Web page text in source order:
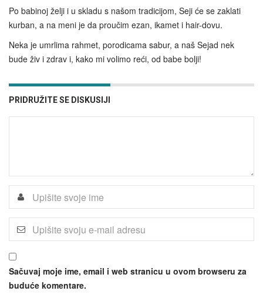
Po babinoj želji i u skladu s našom tradicijom, Seji će se zaklati
kurban, a na meni je da proučim ezan, ikamet i hair-dovu.
Neka je umrlima rahmet, porodicama sabur, a naš Sejad nek
bude živ i zdrav i, kako mi volimo reći, od babe bolji!
PRIDRUŽITE SE DISKUSIJI
Sačuvaj moje ime, email i web stranicu u ovom browseru za
buduće komentare.